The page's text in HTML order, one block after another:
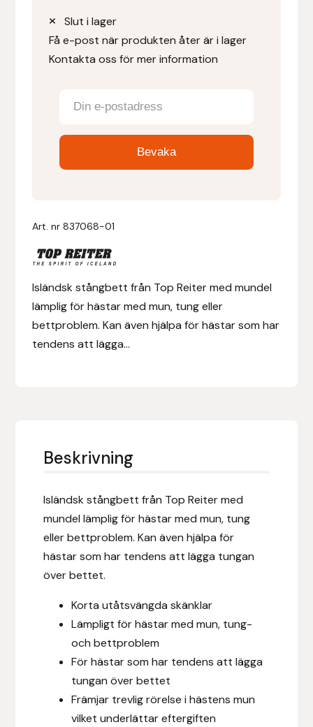
Slut i lager
Få e-post när produkten åter är i lager
Kontakta oss för mer information
Art. nr837068-01
Isländsk stångbett från Top Reiter med mundel
lämplig för hästar med mun, tung eller
bettproblem. Kan även hjälpa för hästar som har
tendens att lägga...
Beskrivning
Isländsk stångbett från Top Reiter med
mundel lämplig för hästar med mun, tung
eller bettproblem. Kan även hjälpa för
hästar som har tendens att lägga tungan
över bettet.
Korta utåtsvängda skänklar
Lämpligt för hästar med mun, tung-
och bettproblem
För hästar som har tendens att lägga
tungan över bettet
Främjar trevlig rörelse i hästens mun
vilket underlättar eftergiften
Denni Design
Ekholm Nordic
Ekol
EQUES | KINGSLAND
Equipage
Eric LeTixerant
Eyjólfur Ísólfsson